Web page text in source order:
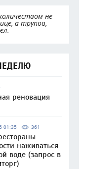
не
а трупов,
реновация
01:35 361
наживаться
воде (запрос в